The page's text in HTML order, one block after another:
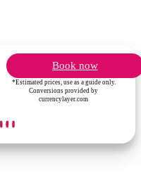
Book now
*Estimated prices, use as a guide only.
Conversions provided by
currencylayer.com